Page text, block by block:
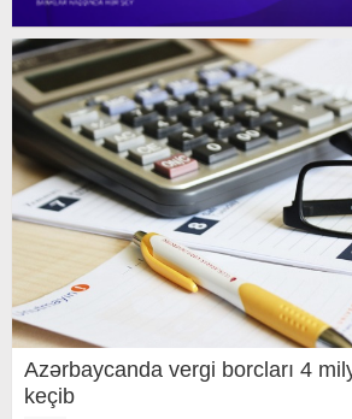
Azərbaycanda vergi borcları 4
keçib